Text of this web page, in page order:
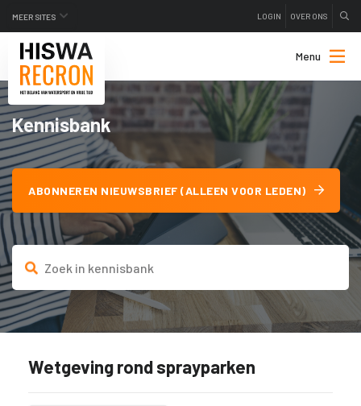
MEER SITES LOGIN OVER ONS
Menu
Kennisbank
ABONNEREN NIEUWSBRIEF (ALLEEN VOOR LEDEN)
Wetgeving rond sprayparken